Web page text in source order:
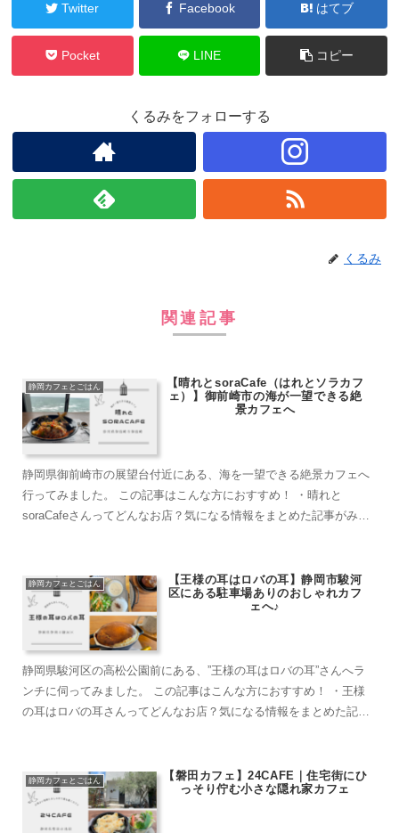
Twitter Facebook はてブ
Pocket LINE コピー
くるみをフォローする
くるみ
関連記事
静岡カフェとごはん
【晴れとsoraCafe（はれとソラカフ
ェ）】御前崎市の海が一望できる絶
景カフェへ
静岡県御前崎市の展望台付近にある、海を一望できる絶景カフェへ
行ってみました。 この記事はこんな方におすすめ！ ・晴れと
soraCafeさんってどんなお店？気になる情報をまとめた記事がみた
静岡カフェとごはん
【王様の耳はロバの耳】静岡市駿河
区にある駐車場ありのおしゃれカフ
ェへ♪
静岡県駿河区の高松公園前にある、”王様の耳はロバの耳”さんへラ
ンチに伺ってみました。 この記事はこんな方におすすめ！ ・王様
の耳はロバの耳さんってどんなお店？気になる情報をまとめた記事
静岡カフェとごはん
【磐田カフェ】24CAFE｜住宅街にひ
っそり佇む小さな隠れ家カフェ